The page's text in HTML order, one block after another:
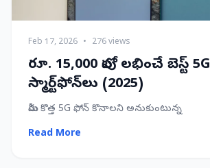
Feb 17, 2026 • 276 views
రూ. 15,000 లోపు లభించే బెస్ట్ 5G
స్మార్ట్‌ఫోన్‌లు (2025)
మీరు కొత్త 5G ఫోన్ కొనాలని అనుకుంటున్న
Read More